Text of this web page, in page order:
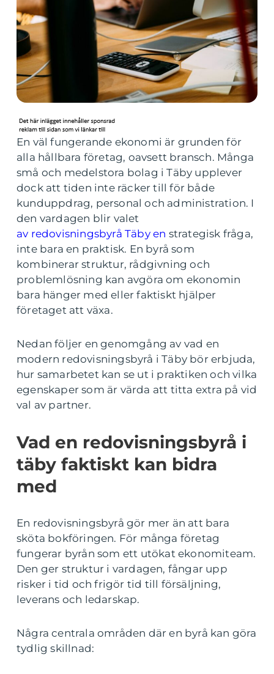
En väl fungerande ekonomi är grunden för
alla hållbara företag, oavsett bransch. Många
små och medelstora bolag i Täby upplever
dock att tiden inte räcker till för både
kunduppdrag, personal och administration. I
den vardagen blir valet
av redovisningsbyrå Täby en strategisk fråga,
inte bara en praktisk. En byrå som
kombinerar struktur, rådgivning och
problemlösning kan avgöra om ekonomin
bara hänger med eller faktiskt hjälper
företaget att växa.
Nedan följer en genomgång av vad en
modern redovisningsbyrå i Täby bör erbjuda,
hur samarbetet kan se ut i praktiken och vilka
egenskaper som är värda att titta extra på vid
val av partner.
Vad en redovisningsbyrå i
täby faktiskt kan bidra
med
En redovisningsbyrå gör mer än att bara
sköta bokföringen. För många företag
fungerar byrån som ett utökat ekonomiteam.
Den ger struktur i vardagen, fångar upp
risker i tid och frigör tid till försäljning,
leverans och ledarskap.
Några centrala områden där en byrå kan göra
tydlig skillnad: